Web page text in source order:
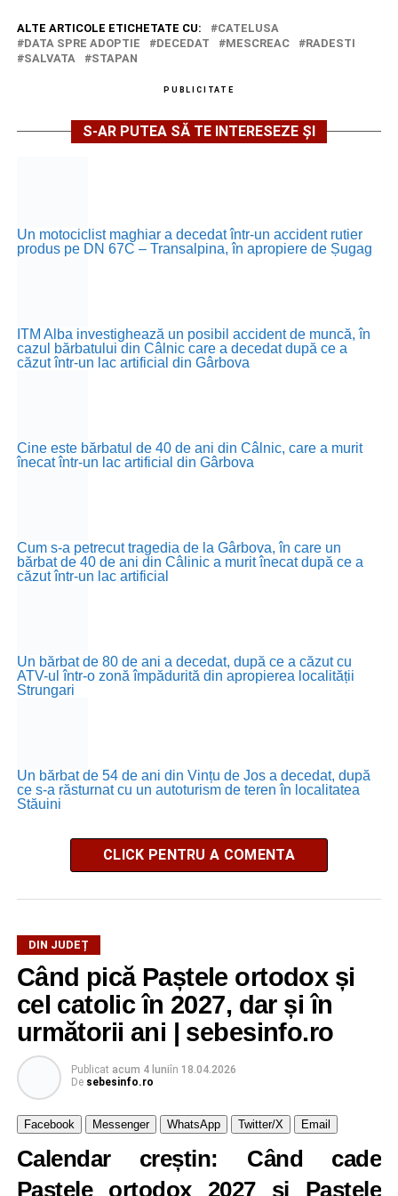
ALTE ARTICOLE ETICHETATE CU:
CATELUSA
DATA SPRE ADOPTIE
DECEDAT MESCREAC
RADESTI
SALVATA
STAPAN
PUBLICITATE
S-AR PUTEA SĂ TE INTERESEZE ȘI
Un motociclist maghiar a decedat într-un accident rutier
produs pe DN 67C – Transalpina, în apropiere de Șugag
ITM Alba investighează un posibil accident de muncă, în
cazul bărbatului din Câlnic care a decedat după ce a
căzut într-un lac artificial din Gârbova
Cine este bărbatul de 40 de ani din Câlnic, care a murit
înecat într-un lac artificial din Gârbova
Cum s-a petrecut tragedia de la Gârbova, în care un
bărbat de 40 de ani din Câlinic a murit înecat după ce a
căzut într-un lac artificial
Un bărbat de 80 de ani a decedat, după ce a căzut cu
ATV-ul într-o zonă împădurită din apropierea localității
Strungari
Un bărbat de 54 de ani din Vințu de Jos a decedat, după
ce s-a răsturnat cu un autoturism de teren în localitatea
Stăuini
CLICK PENTRU A COMENTA
DIN JUDEȚ
Când pică Paștele ortodox și
cel catolic în 2027, dar și în
următorii ani | sebesinfo.ro
Publicat acum 4 luniîn 18.04.2026
De sebesinfo.ro
Facebook Messenger WhatsApp Twitter/X Email
Calendar creștin: Când cade
Pastele ortodox 2027 și Paștele